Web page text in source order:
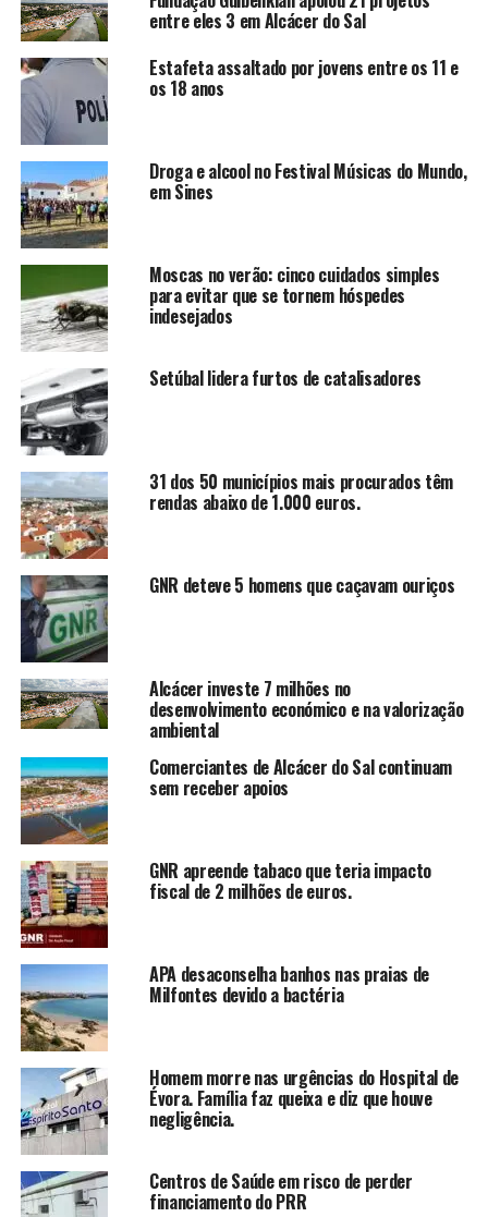
entre eles 3 em Alcácer do Sal
Estafeta assaltado por jovens entre os 11 e
os 18 anos
Droga e alcool no Festival Músicas do Mundo,
em Sines
Moscas no verão: cinco cuidados simples
para evitar que se tornem hóspedes
indesejados
Setúbal lidera furtos de catalisadores
31 dos 50 municípios mais procurados têm
rendas abaixo de 1.000 euros.
GNR deteve 5 homens que caçavam ouriços
Alcácer investe 7 milhões no
desenvolvimento económico e na valorização
ambiental
Comerciantes de Alcácer do Sal continuam
sem receber apoios
GNR apreende tabaco que teria impacto
fiscal de 2 milhões de euros.
APA desaconselha banhos nas praias de
Milfontes devido a bactéria
Homem morre nas urgências do Hospital de
Évora. Família faz queixa e diz que houve
negligência.
Centros de Saúde em risco de perder
financiamento do PRR